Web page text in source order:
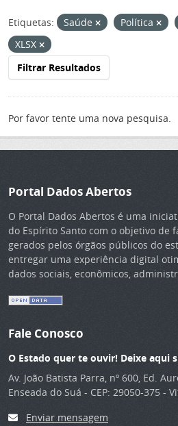
Etiquetas: Saúde Política
XLSX
Filtrar Resultados
Por favor tente uma nova pesquisa.
Portal Dados Abertos
O Portal Dados Abertos é uma
do Espírito Santo com o objetivo de
gerados pelos órgãos públicos do
entregar uma experiência digital
dados sociais, econômicos,
Fale Conosco
O Estado quer te ouvir! Deixe aqui
Av. João Batista Parra, nº 600, Ed.
Enseada do Suá - CEP: 29050-375 -
Enviar mensagem